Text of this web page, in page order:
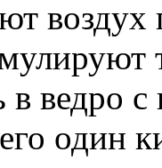
воздух
ведро
один